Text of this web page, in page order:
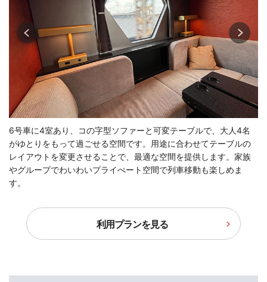
6号車に4室あり、コの字型ソファーと可変テーブルで、大人4名
がゆとりをもって過ごせる空間です。用途に合わせてテーブルの
レイアウトを変更させることで、最適な空間を提供します。家族
やグループでわいわいプライぺート空間で列車移動も楽しめま
す。
利用プランを見る